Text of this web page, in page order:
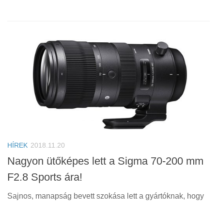
HÍREK 2018.11.20
Nagyon ütőképes lett a Sigma 70-200 mm
F2.8 Sports ára!
Sajnos, manapság bevett szokása lett a gyártóknak, hogy